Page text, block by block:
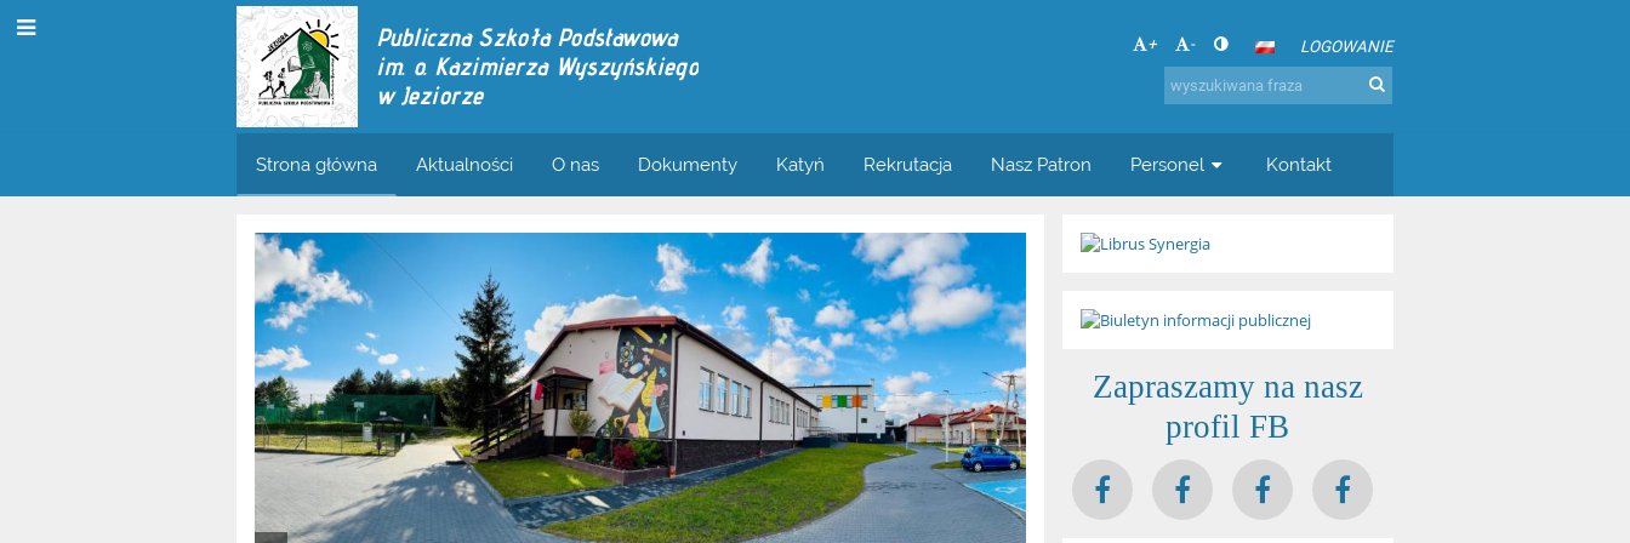
Publiczna Szkoła Podstawowa
im. o. Kazimierza Wyszyńskiego
w Jeziorze
+ - LOGOWANIE
Strona główna Aktualności O nas Dokumenty Katyń Rekrutacja Nasz Patron Personel Kontakt
Strona
główna
Zapraszamy na nasz
profil FB